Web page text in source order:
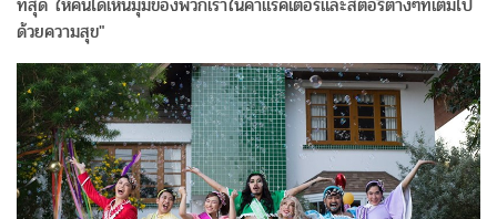
ด้วยความสุข"